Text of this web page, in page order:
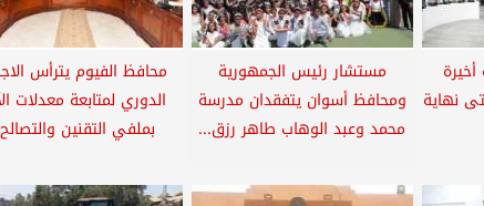
نهاية
مستشار رئيس الجمهورية
ومحافظ أسوان يتفقدان مدرسة
محمد وعبد الوهاب طاهر رزق...
محافظ الفيوم يترأس
الدوري لمتابعة معدلات
بملفي التقنين